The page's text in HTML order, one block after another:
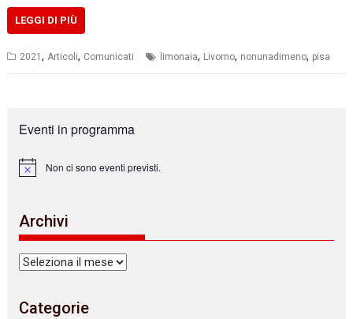
LEGGI DI PIÙ
2021,Articoli, Comunicati limonaia, Livorno, nonunadimeno, pisa
Eventi in programma
N
c
e
Non ci sono eventi previsti.
Archivi
Archivi
Categorie